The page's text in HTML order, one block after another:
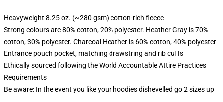
Heavyweight 8.25 oz. (~280 gsm) cotton-rich fleece
Strong colours are 80% cotton, 20% polyester. Heather Gray is 70%
cotton, 30% polyester. Charcoal Heather is 60% cotton, 40% polyester
Entrance pouch pocket, matching drawstring and rib cuffs
Ethically sourced following the World Accountable Attire Practices
Requirements
Be aware: In the event you like your hoodies dishevelled go 2 sizes up